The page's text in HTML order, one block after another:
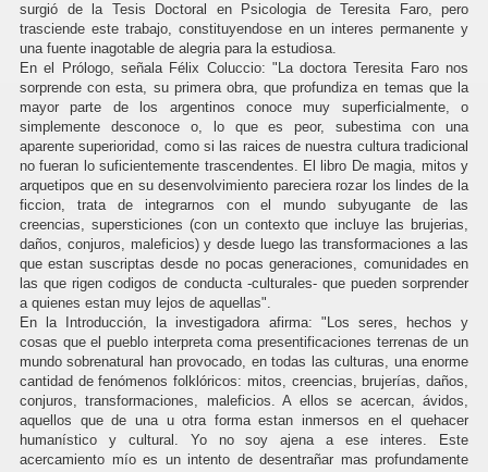
surgió de la Tesis Doctoral en Psicologia de Teresita Faro, pero
trasciende este trabajo, constituyendose en un interes permanente y
una fuente inagotable de alegria para la estudiosa.
En el Prólogo, señala Félix Coluccio: "La doctora Teresita Faro nos
sorprende con esta, su primera obra, que profundiza en temas que la
mayor parte de los argentinos conoce muy superficialmente, o
simplemente desconoce o, lo que es peor, subestima con una
aparente superioridad, como si las raices de nuestra cultura tradicional
no fueran lo suficientemente trascendentes. El libro De magia, mitos y
arquetipos que en su desenvolvimiento pareciera rozar los lindes de la
ficcion, trata de integrarnos con el mundo subyugante de las
creencias, supersticiones (con un contexto que incluye las brujerias,
daños, conjuros, maleficios) y desde luego las transformaciones a las
que estan suscriptas desde no pocas generaciones, comunidades en
las que rigen codigos de conducta -culturales- que pueden sorprender
a quienes estan muy lejos de aquellas".
En la Introducción, la investigadora afirma: "Los seres, hechos y
cosas que el pueblo interpreta coma presentificaciones terrenas de un
mundo sobrenatural han provocado, en todas las culturas, una enorme
cantidad de fenómenos folklóricos: mitos, creencias, brujerías, daños,
conjuros, transformaciones, maleficios. A ellos se acercan, ávidos,
aquellos que de una u otra forma estan inmersos en el quehacer
humanístico y cultural. Yo no soy ajena a ese interes. Este
acercamiento mío es un intento de desentrañar mas profundamente